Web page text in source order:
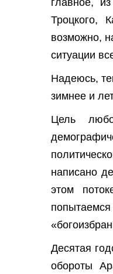
Троцкого,
возможно,
ситуации
Надеюсь,
зимнее и
Цель
написано
этом
Десятая
обороты